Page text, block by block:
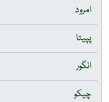
امرود
پپیتا
انگور
چیکو